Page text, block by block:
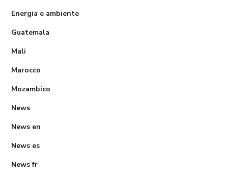
Energia e ambiente
Guatemala
Mali
Marocco
Mozambico
News
News en
News es
News fr